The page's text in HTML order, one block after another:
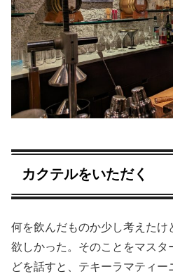
カクテルをいただく
何を飲んだものか少し考えた
欲しかった。そのことをマスタ
どを話すと、テキーラマティ